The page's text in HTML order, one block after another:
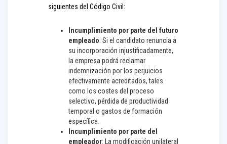
siguientes del Código Civil:
Incumplimiento por parte del futuro
empleado: Si el candidato renuncia a
su incorporación injustificadamente,
la empresa podrá reclamar
indemnización por los perjuicios
efectivamente acreditados, tales
como los costes del proceso
selectivo, pérdida de productividad
temporal o gastos de formación
específica.
Incumplimiento por parte del
empleador: La modificación unilateral